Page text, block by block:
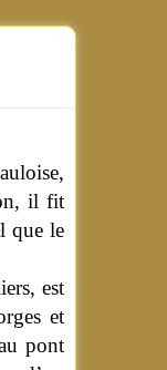
il fit
que le
est
et
pont